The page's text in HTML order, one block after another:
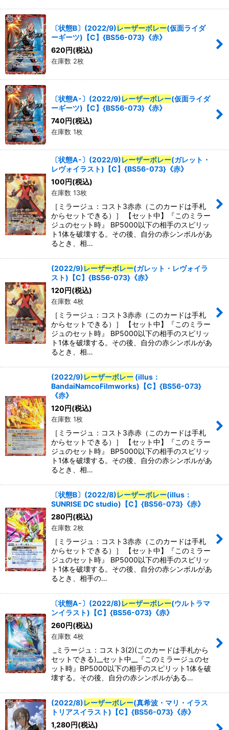
〔状態B〕(2022/9)レーザーボレー(仮面ライダ
ーギーツ)【C】{BS56-073}《赤》
620円(税込)
在庫数 2枚
〔状態A-〕(2022/9)レーザーボレー(仮面ライダ
ーギーツ)【C】{BS56-073}《赤》
740円(税込)
在庫数 1枚
〔状態A-〕(2022/9)レーザーボレー(ガレット・
レヴォイラスト)【C】{BS56-073}《赤》
100 円(税込)
在庫数 13枚
［ミラージュ：コスト3赤赤（このカードは手札
からセットできる）］ 【セット中】『このミラー
ジュのセット時』 BP5000以下の相手のスピリッ
ト1体を破壊する。その後、自分の赤シンボルがあ
るとき、相…
(2022/9)レーザーボレー(ガレット・レヴォイラ
スト)【C】{BS56-073}《赤》
120 円(税込)
在庫数 4枚
［ミラージュ：コスト3赤赤（このカードは手札
からセットできる）］ 【セット中】『このミラー
ジュのセット時』 BP5000以下の相手のスピリッ
ト1体を破壊する。その後、自分の赤シンボルがあ
るとき、相…
(2022/9)レーザーボレー (illus：
BandaiNamcoFilmworks)【C】{BS56-073}
《赤》
120 円(税込)
在庫数 1枚
［ミラージュ：コスト3赤赤（このカードは手札
からセットできる）］ 【セット中】『このミラー
ジュのセット時』 BP5000以下の相手のスピリッ
ト1体を破壊する。その後、自分の赤シンボルがあ
るとき、相…
〔状態B〕(2022/8)レーザーボレー(illus：
SUNRISE DC studio)【C】{BS56-073}《赤》
280 円(税込)
在庫数 2枚
［ミラージュ：コスト3赤赤（このカードは手札
からセットできる）］ 【セット中】『このミラー
ジュのセット時』 BP5000以下の相手のスピリッ
ト1体を破壊する。その後、自分の赤シンボルがあ
るとき、相手の…
〔状態A-〕(2022/8)レーザーボレー(ウルトラマ
ンイラスト)【C】{BS56-073}《赤》
260 円(税込)
在庫数 4枚
_ミラージュ：コスト3(2)(このカードは手札から
セットできる)__セット中__『このミラージュのセ
ット時』BP5000以下の相手のスピリット1体を破
壊する。その後、自分の赤シンボルがある…
(2022/8)レーザーボレー(真希波・マリ・イラス
トリアスイラスト)【C】{BS56-073}《赤》
1,280 円(税込)